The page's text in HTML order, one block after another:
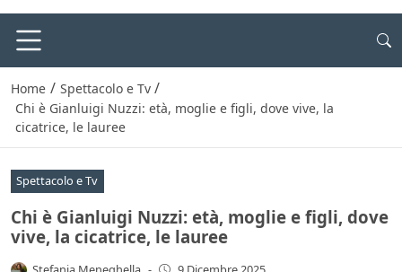
Home / Spettacolo e Tv /
Chi è Gianluigi Nuzzi: età, moglie e figli, dove vive, la
cicatrice, le lauree
Spettacolo e Tv
Chi è Gianluigi Nuzzi: età, moglie e figli, dove
vive, la cicatrice, le lauree